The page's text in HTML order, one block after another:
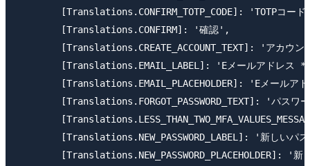
[Translations.CONFIRM_TOTP_CODE]: 'TOTPコード
        [Translations.CONFIRM]: '確認',
[Translations.CREATE_ACCOUNT_TEXT]: 'アカウン
[Translations.EMAIL_LABEL]: 'Eメールアドレス
[Translations.EMAIL_PLACEHOLDER]: 'Eメールアド
[Translations.FORGOT_PASSWORD_TEXT]: 'パスワー
[Translations.NEW_PASSWORD_LABEL]: '新しいパス
[Translations.NEW_PASSWORD_PLACEHOLDER]: '新し